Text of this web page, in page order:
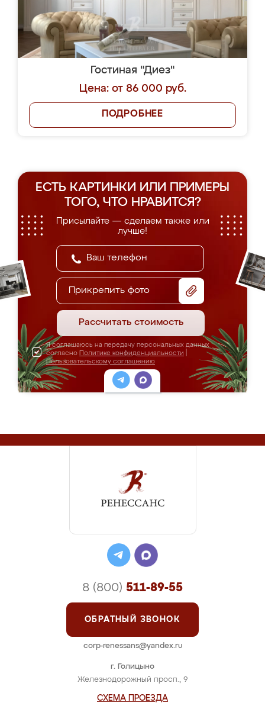
Гостиная "Диез"
Цена: от 86 000 руб.
ПОДРОБНЕЕ
ЕСТЬ КАРТИНКИ ИЛИ ПРИМЕРЫ
ТОГО, ЧТО НРАВИТСЯ?
Присылайте — сделаем также или
лучше!
Прикрепить фото
Рассчитать стоимость
Я соглашаюсь на передачу персональных данных
согласно Политике конфиденциальности
Пользовательскому соглашению
г. Голицыно
Железнодорожный просп., 9
СХЕМА ПРОЕЗДА
8 (800) 511-89-55
ОБРАТНЫЙ ЗВОНОК
corp-renessans@yandex.ru